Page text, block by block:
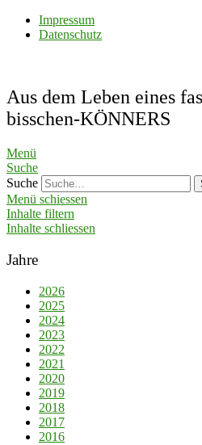
Impressum
Datenschutz
Aus dem Leben eines
bisschen-KÖNNERS
Menü
Suche
Suche
Menü schiessen
Inhalte filtern
Inhalte schliessen
Jahre
2026
2025
2024
2023
2022
2021
2020
2019
2018
2017
2016